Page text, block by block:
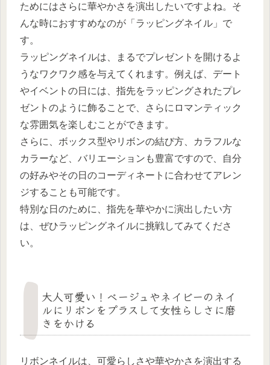
ためにはさらに華やかさを演出したいですよね。そ
んな時におすすめなのが「ラッピングネイル」で
す。
ラッピングネイルは、まるでプレゼントを開けるよ
うなワクワク感を与えてくれます。例えば、デート
やイベントの日には、指先をラッピングされたプレ
ゼントのように飾ることで、さらにロマンティック
な雰囲気を楽しむことができます。
さらに、ボックス型やリボンの結び方、カラフルな
カラーなど、バリエーションも豊富ですので、自分
の好みやその日のコーディネートに合わせてアレン
ジすることも可能です。
特別な日のために、指先を華やかに演出したい方
は、ぜひラッピングネイルに挑戦してみてくださ
い。
大人可愛い！ベージュやネイビーのネイ
ルにリボンをプラスして女性らしさに磨
きをかける
リボンネイルは、可愛らしさや華やかさを演出する